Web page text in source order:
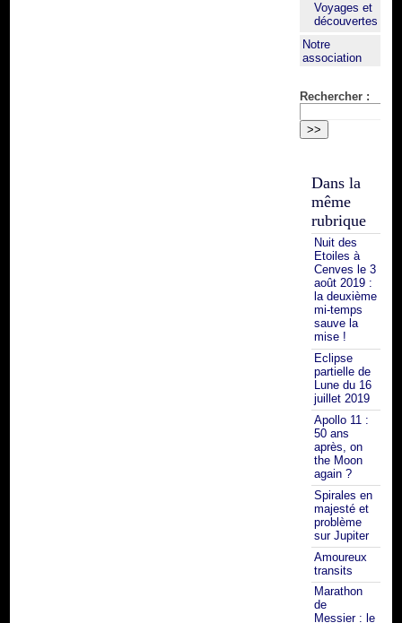
Voyages et
découvertes
Notre
association
Rechercher :
Dans la
même
rubrique
Nuit des
Etoiles à
Cenves le 3
août 2019 :
la deuxième
mi-temps
sauve la
mise !
Eclipse
partielle de
Lune du 16
juillet 2019
Apollo 11 :
50 ans
après, on
the Moon
again ?
Spirales en
majesté et
problème
sur Jupiter
Amoureux
transits
Marathon
de
Messier : le